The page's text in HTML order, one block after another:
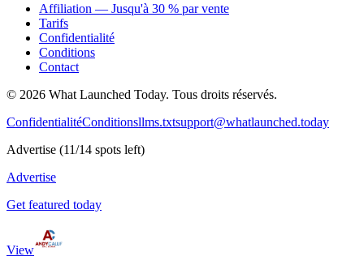
Affiliation — Jusqu'à 30 % par vente
Tarifs
Confidentialité
Conditions
Contact
© 2026 What Launched Today. Tous droits réservés.
ConfidentialitéConditionsllms.txtsupport@whatlaunched.today
Advertise (11/14 spots left)
Advertise
Get featured today
View